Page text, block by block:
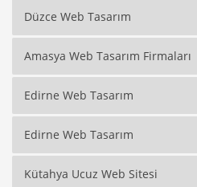
Düzce Web Tasarım
Amasya Web Tasarım Firmaları
Edirne Web Tasarım
Edirne Web Tasarım
Kütahya Ucuz Web Sitesi